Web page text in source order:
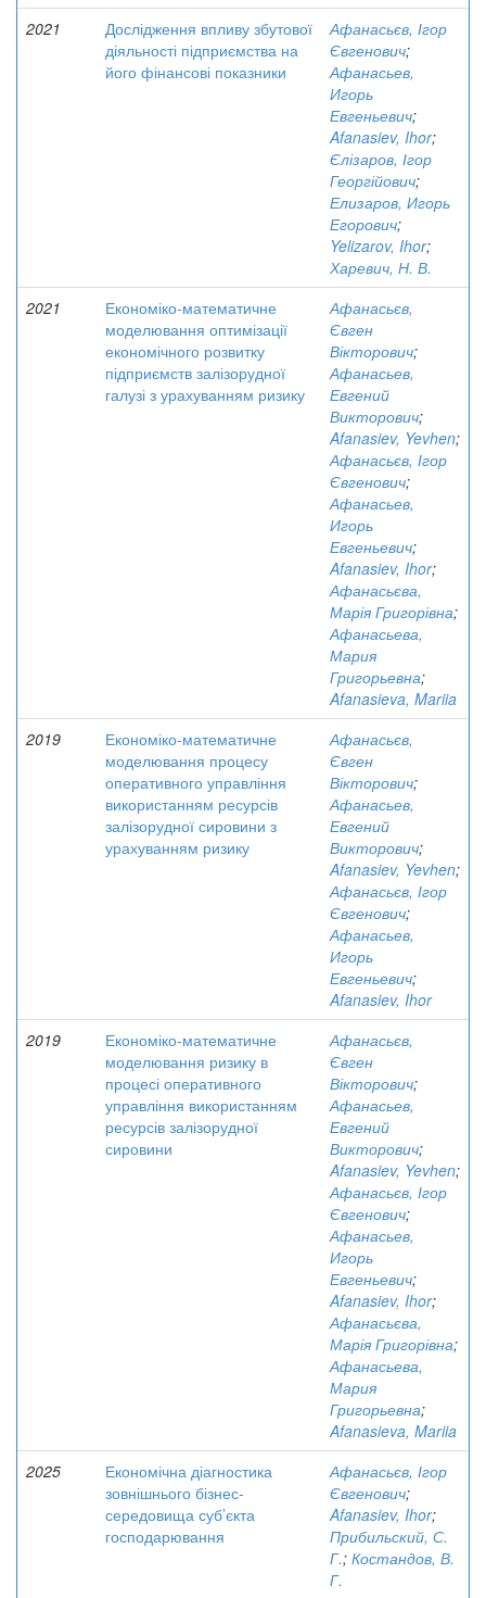
2021
Дослідження впливу збутової
діяльності підприємства на
його фінансові показники
Афанасьєв, Ігор
Євгенович;
Афанасьев,
Игорь
Евгеньевич;
Afanasiev, Ihor;
Єлізаров, Ігор
Георгійович;
Елизаров, Игорь
Егорович;
Yelizarov, Ihor;
Харевич, Н. В.
2021
Економіко-математичне
моделювання оптимізації
економічного розвитку
підприємств залізорудної
галузі з урахуванням ризику
Афанасьєв,
Євген
Вікторович;
Афанасьев,
Евгений
Викторович;
Afanasiev, Yevhen;
Афанасьєв, Ігор
Євгенович;
Афанасьев,
Игорь
Евгеньевич;
Afanasiev, Ihor;
Афанасьєва,
Марія Григорівна;
Афанасьева,
Мария
Григорьевна;
Afanasieva, Mariia
2019
Економіко-математичне
моделювання процесу
оперативного управління
використанням ресурсів
залізорудної сировини з
урахуванням ризику
Афанасьєв,
Євген
Вікторович;
Афанасьев,
Евгений
Викторович;
Afanasiev, Yevhen;
Афанасьєв, Ігор
Євгенович;
Афанасьев,
Игорь
Евгеньевич;
Afanasiev, Ihor
2019
Економіко-математичне
моделювання ризику в
процесі оперативного
управління використанням
ресурсів залізорудної
сировини
Афанасьєв,
Євген
Вікторович;
Афанасьев,
Евгений
Викторович;
Afanasiev, Yevhen;
Афанасьєв, Ігор
Євгенович;
Афанасьев,
Игорь
Евгеньевич;
Afanasiev, Ihor;
Афанасьєва,
Марія Григорівна;
Афанасьева,
Мария
Григорьевна;
Afanasieva, Mariia
2025
Економічна діагностика
зовнішнього бізнес-
середовища суб’єкта
господарювання
Афанасьєв, Ігор
Євгенович;
Afanasiev, Ihor;
Прибильский, С.
Г.; Костандов, В.
Г.